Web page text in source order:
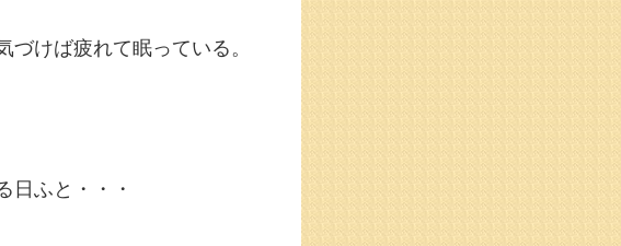
づけば疲れて眠っている。
日ふと・・・